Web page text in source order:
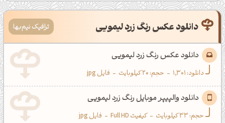
دانلود عکس رنگ زرد لیمویی ترافیک نیم‌بها
دانلود عکس رنگ زرد لیمویی
دانلود:1,301
- حجم: 20 کیلوبایت - فایل jpg
دانلود والپیپر موبایل رنگ زرد لیمویی
حجم: 33 کیلوبایت - کیفیت Full HD - فایل jpg